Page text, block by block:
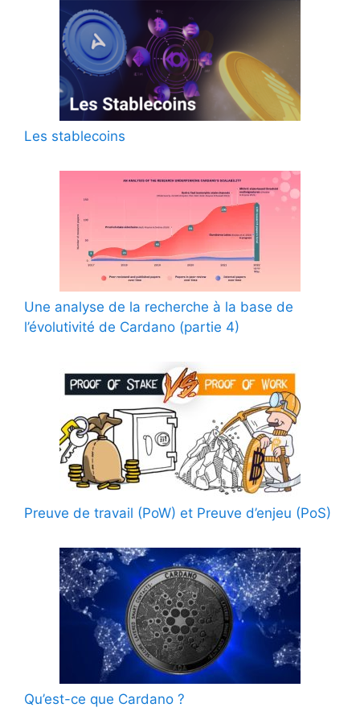
Les stablecoins
Une analyse de la recherche à la base de
l’évolutivité de Cardano (partie 4)
Preuve de travail (PoW) et Preuve d’enjeu (PoS)
Qu’est-ce que Cardano ?